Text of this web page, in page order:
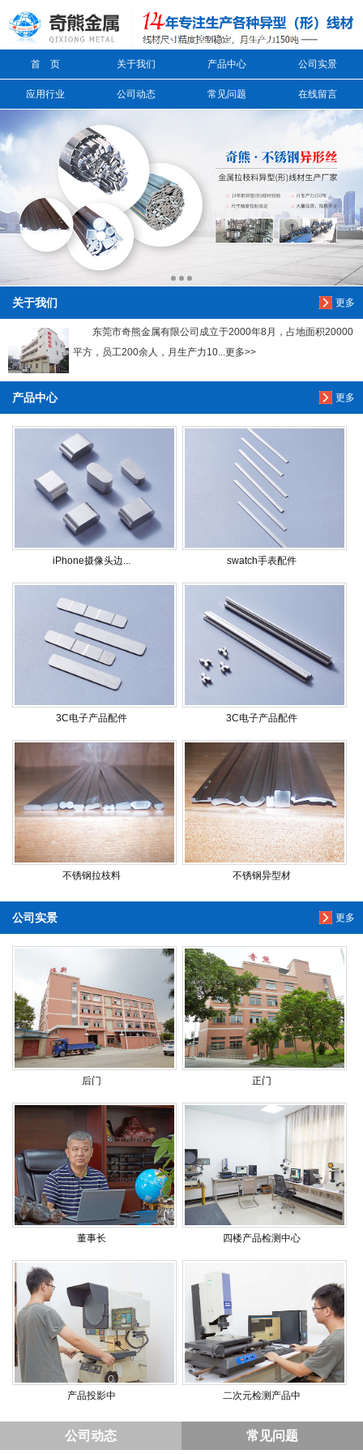
首 页 关于我们 产品中心 公司实景
应用行业 公司动态 常见问题 在线留言
更多
关于我们
东莞市奇熊金属有限公司成立于2000年8月，占地面积20000
平方，员工200余人，月生产力10...更多>>
更多
产品中心
iPhone摄像头边... swatch手表配件
3C电子产品配件 3C电子产品配件
不锈钢拉枝料 不锈钢异型材
更多
公司实景
后门 正门
董事长 四楼产品检测中心
产品投影中 二次元检测产品中
公司动态 常见问题
信息搜索
搜索